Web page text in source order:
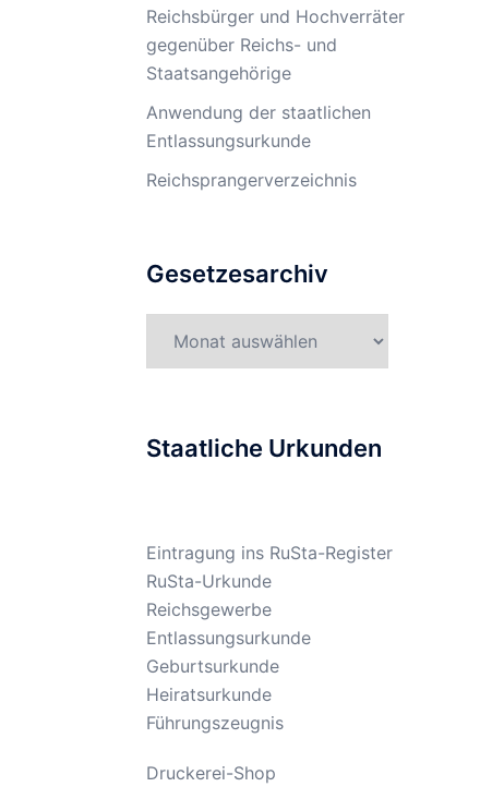
Reichsbürger und Hochverräter
gegenüber Reichs- und
Staatsangehörige
Anwendung der staatlichen
Entlassungsurkunde
Reichsprangerverzeichnis
Gesetzesarchiv
Staatliche Urkunden
Eintragung ins RuSta-Register
RuSta-Urkunde
Reichsgewerbe
Entlassungsurkunde
Geburtsurkunde
Heiratsurkunde
Führungszeugnis
Druckerei-Shop